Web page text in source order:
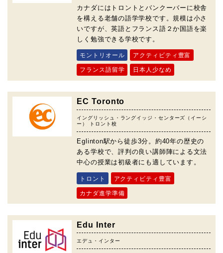
カナダにはトロントとバンクーバーに校舎
を構える老舗の語学学校です。規模は小さ
いですが、英語とフランス語２か国語を楽
しく勉強できる学校です。
モントリオール アクティビティ豊富
フランス語留学 日本人少なめ
EC Toronto
イングリッシュ・ラングイッジ・センターズ（イーシ
ー） トロント校
Eglinton駅から徒歩3分。約40年の歴史の
ある学校で、評判の良い講師陣による文法
中心の授業は初級者にも適しています。
トロント アクティビティ豊富
カナダ進学準備
Edu Inter
エデュ・インター